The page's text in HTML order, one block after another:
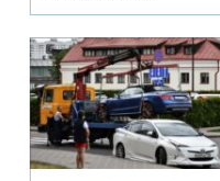
på rätt pl...